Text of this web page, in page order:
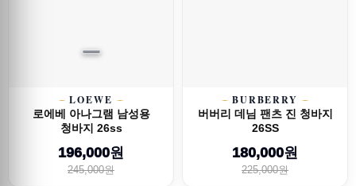
LOEWE
로에베 아나그램 남성용
청바지 26ss
196,000원
245,000원
BURBERRY
버버리 데님 팬츠 진 청바지
26SS
180,000원
225,000원